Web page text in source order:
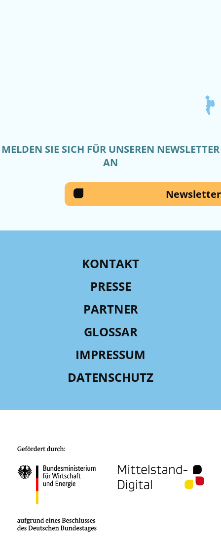
MELDEN SIE SICH FÜR UNSEREN NEWSLETTER
AN
Newsletter
KONTAKT
PRESSE
PARTNER
GLOSSAR
IMPRESSUM
DATENSCHUTZ